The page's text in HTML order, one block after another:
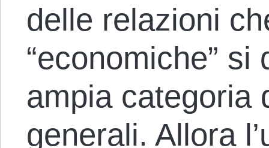
delle relazioni
“economiche”
ampia categoria
generali. Allora